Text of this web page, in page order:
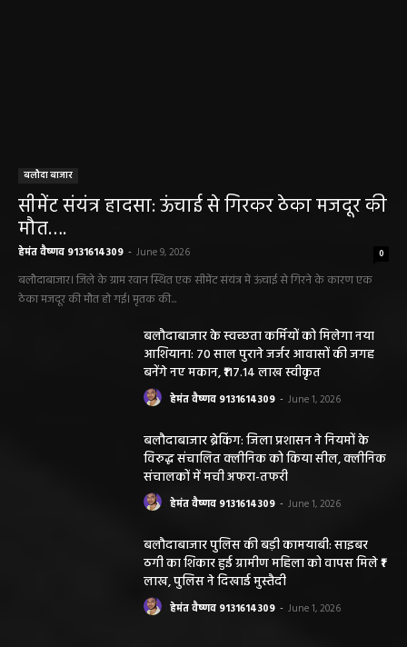
बलौदा बाजार
सीमेंट संयंत्र हादसा: ऊंचाई से गिरकर ठेका मजदूर की
मौत….
हेमंत वैष्णव 9131614309 - June 9, 2026 0
बलौदाबाजार। जिले के ग्राम रवान स्थित एक सीमेंट संयंत्र में ऊंचाई से गिरने के कारण एक
ठेका मजदूर की मौत हो गई। मृतक की...
बलौदाबाजार के स्वच्छता कर्मियों को मिलेगा नया
आशियाना: 70 साल पुराने जर्जर आवासों की जगह
बनेंगे नए मकान, ₹117.14 लाख स्वीकृत
हेमंत वैष्णव 9131614309 - June 1, 2026
बलौदाबाजार ब्रेकिंग: जिला प्रशासन ने नियमों के
विरुद्ध संचालित क्लीनिक को किया सील, क्लीनिक
संचालकों में मची अफरा-तफरी
हेमंत वैष्णव 9131614309 - June 1, 2026
बलौदाबाजार पुलिस की बड़ी कामयाबी: साइबर
ठगी का शिकार हुई ग्रामीण महिला को वापस मिले ₹1
लाख, पुलिस ने दिखाई मुस्तैदी
हेमंत वैष्णव 9131614309 - June 1, 2026